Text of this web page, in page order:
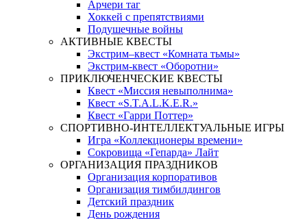
Арчери таг
Хоккей с препятствиями
Подушечные войны
АКТИВНЫЕ КВЕСТЫ
Экстрим–квест «Комната тьмы»
Экстрим-квест «Оборотни»
ПРИКЛЮЧЕНЧЕСКИЕ КВЕСТЫ
Квест «Миссия невыполнима»
Квест «S.T.A.L.K.E.R.»
Квест «Гарри Поттер»
СПОРТИВНО-ИНТЕЛЛЕКТУАЛЬНЫЕ ИГРЫ
Игра «Коллекционеры времени»
Сокровища «Гепарда» Лайт
ОРГАНИЗАЦИЯ ПРАЗДНИКОВ
Организация корпоративов
Организация тимбилдингов
Детский праздник
День рождения